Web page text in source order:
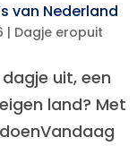
van Nederland
| Dagje eropuit
uit, een
land? Met